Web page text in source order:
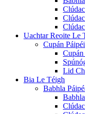
Uachtar Reoite Le
Cupán
Lid
Bia Le Téigh
Babhla